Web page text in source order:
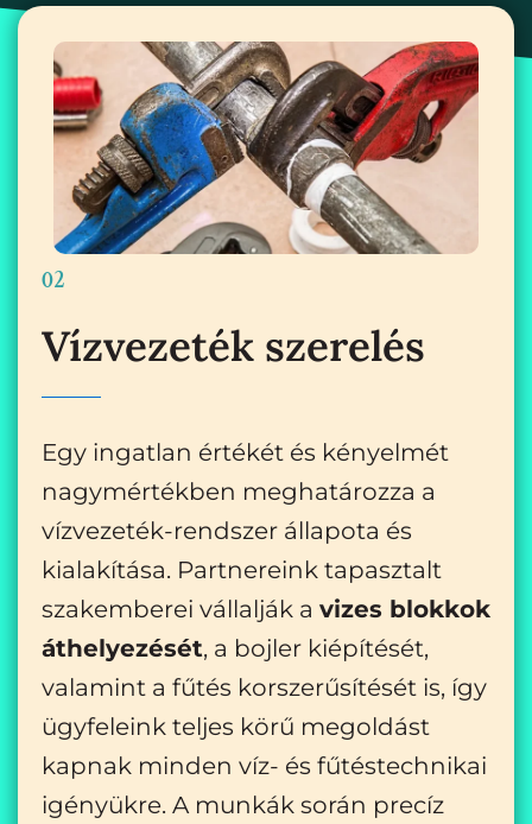
02
Vízvezeték szerelés
Egy ingatlan értékét és kényelmét
nagymértékben meghatározza a
vízvezeték-rendszer állapota és
kialakítása. Partnereink tapasztalt
szakemberei vállalják a vizes blokkok
áthelyezését, a bojler kiépítését,
valamint a fűtés korszerűsítését is, így
ügyfeleink teljes körű megoldást
kapnak minden víz- és fűtéstechnikai
igényükre. A munkák során precíz